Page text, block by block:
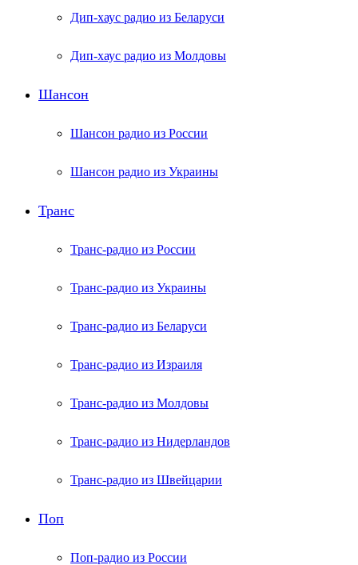
Дип-хаус радио из Беларуси
Дип-хаус радио из Молдовы
Шансон
Шансон радио из России
Шансон радио из Украины
Транс
Транс-радио из России
Транс-радио из Украины
Транс-радио из Беларуси
Транс-радио из Израиля
Транс-радио из Молдовы
Транс-радио из Нидерландов
Транс-радио из Швейцарии
Поп
Поп-радио из России